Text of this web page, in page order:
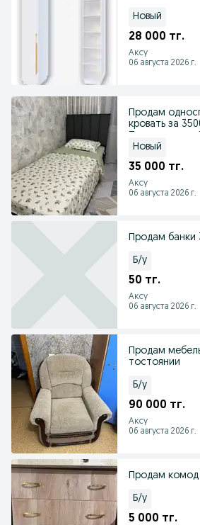
Новый
28 000 тг.
Аксу
06 августа 2026 г.
Продам
кровать за
Новый
35 000 тг.
Аксу
06 августа 2026 г.
Продам банки
Б/у
50 тг.
Аксу
06 августа 2026 г.
Продам
тостоянии
Б/у
90 000 тг.
Аксу
06 августа 2026 г.
Продам комод
Б/у
5 000 тг.